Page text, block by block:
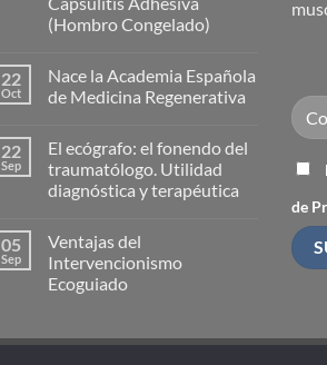
(Hombro Congelado)
comentarios
en
Hidrodilatación:
eficaz
para
la
Capsulitis
Adhesiva
Congelado)
22
Oct
Nace la Academia Española
de Medicina Regenerativa
comentarios
en
Nace
la
Academia
de
Medicina
Regenerativa
22
Sep
El ecógrafo: el fonendo del
traumatólogo. Utilidad
diagnóstica y terapéutica
comentarios
en
El
ecógrafo:
traumatólogo.
05
Sep
Ventajas del
Intervencionismo
Ecoguiado
comentarios
en
de